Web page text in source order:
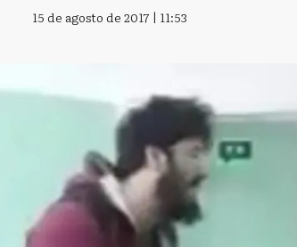
15 de agosto de 2017 | 11:53